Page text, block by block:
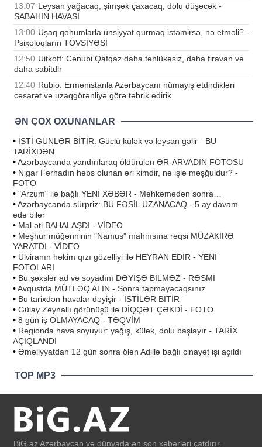
13:07 Leysan yağacaq, şimşək çaxacaq, dolu düşəcək -
SABAHIN HAVASI
13:00 Uşaq qohumlarla ünsiyyət qurmaq istəmirsə, nə etməli? -
Psixoloqların TÖVSİYƏSİ
12:50 Uitkoff: Cənubi Qafqaz daha təhlükəsiz, daha firavan və
daha sabitdir
12:40 Rubio: Ermənistanla Azərbaycanı nümayiş etdirdikləri
cəsarət və uzaqgörənliyə görə təbrik edirik
ƏN ÇOX OXUNANLAR
• İSTİ GÜNLƏR BİTİR: Güclü külək və leysan gəlir - BU
TARİXDƏN
•Azərbaycanda yandırılaraq öldürülən ƏR-ARVADIN FOTOSU
• Nigar Fərhadın həbs olunan əri kimdir, nə işlə məşğuldur? -
FOTO
• "Arzum" ilə bağlı YENİ XƏBƏR - Məhkəmədən sonra…
•Azərbaycanda sürpriz: BU FƏSİL UZANACAQ - 5 ay davam
edə bilər
• Mal əti BAHALAŞDI - VİDEO
• Məşhur müğənninin "Namus" mahnısına rəqsi MÜZAKİRƏ
YARATDI - VİDEO
• Ülviranın həkim qızı gözəlliyi ilə HEYRAN EDİR - YENİ
FOTOLARI
• Bu şəxslər ad və soyadını DƏYİŞƏ BİLMƏZ - RƏSMİ
•Avqustda MÜTLƏQ ALIN - Sonra tapmayacaqsınız
• Bu tarixdən havalar dəyişir - İSTİLƏR BİTİR
• Gülay Zeynallı görünüşü ilə DİQQƏT ÇƏKDİ - FOTO
• 8 gün iş OLMAYACAQ - TƏQVİM
• Regionda hava soyuyur: yağış, külək, dolu başlayır - TARİX
AÇIQLANDI
• Əməliyyatdan 12 gün sonra ölən Adillə bağlı cinayət işi açıldı
TOP MP3
BiG.az Azərbaycan və dünyada ən son xəbərləri çatdırır.